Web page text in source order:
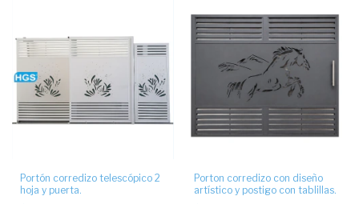
Portón corredizo telescópico 2
hoja y puerta.
Porton corredizo con diseño
artístico y postigo con tablillas.